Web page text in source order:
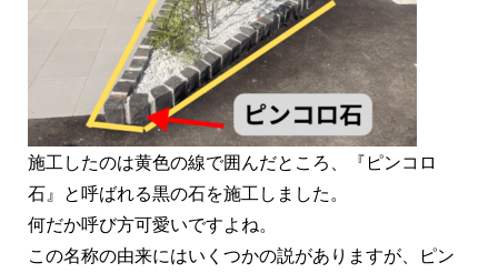
施工したのは黄色の線で囲んだところ、『ピンコロ
石』と呼ばれる黒の石を施工しました。
何だか呼び方可愛いですよね。
この名称の由来にはいくつかの説がありますが、ピン